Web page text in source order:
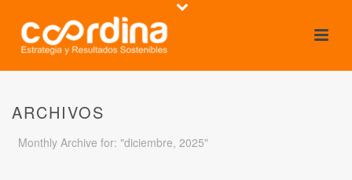
ARCHIVOS
Monthly Archive for: "diciembre, 2025"